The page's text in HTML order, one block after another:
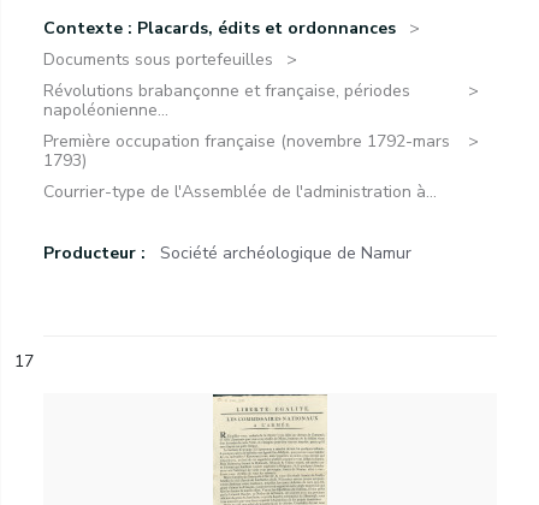
Contexte : Placards, édits et ordonnances
Documents sous portefeuilles
Révolutions brabançonne et française, périodes
napoléonienne...
Première occupation française (novembre 1792-mars
1793)
Courrier-type de l'Assemblée de l'administration à...
Producteur : Société archéologique de Namur
17